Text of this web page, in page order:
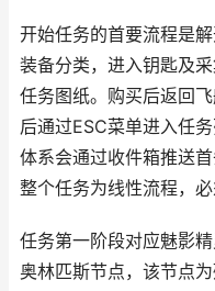
开始任务的首要流程是
装备分类，进入钥匙及
任务图纸。购买后返回
后通过ESC菜单进入任
体系会通过收件箱推送
整个任务为线性流程，
任务第一阶段对应魅影
奥林匹斯节点，该节点